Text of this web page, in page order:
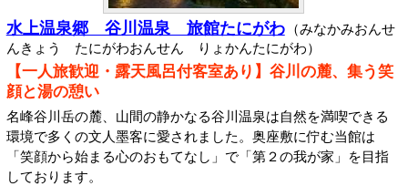
水上温泉郷 谷川温泉 旅館たにがわ （みなかみおんせ
んきょう たにがわおんせん りょかんたにがわ）
【一人旅歓迎・露天風呂付客室あり】谷川の麓、集う笑
顔と湯の憩い
名峰谷川岳の麓、山間の静かなる谷川温泉は自然を満喫できる
環境で多くの文人墨客に愛されました。奥座敷に佇む当館は
「笑顔から始まる心のおもてなし」で「第２の我が家」を目指
しております。